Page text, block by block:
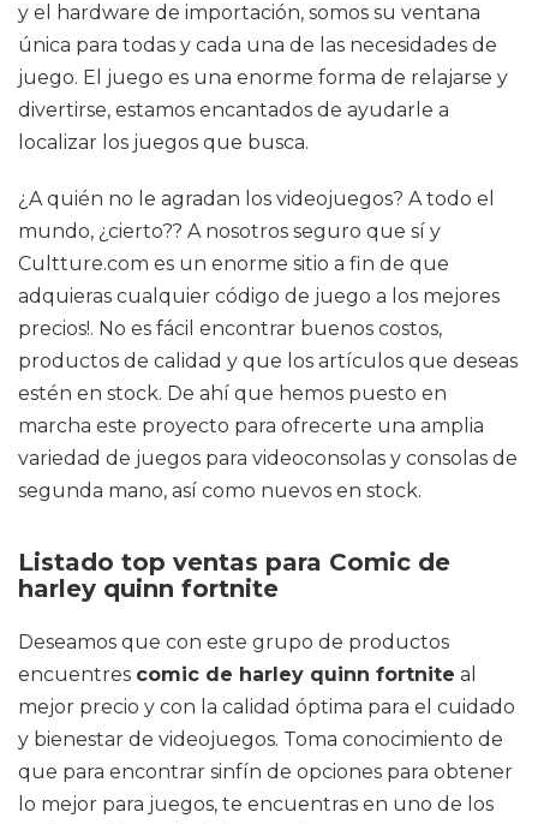
y el hardware de importación, somos su ventana
única para todas y cada una de las necesidades de
juego. El juego es una enorme forma de relajarse y
divertirse, estamos encantados de ayudarle a
localizar los juegos que busca.
¿A quién no le agradan los videojuegos? A todo el
mundo, ¿cierto?? A nosotros seguro que sí y
Cultture.com es un enorme sitio a fin de que
adquieras cualquier código de juego a los mejores
precios!. No es fácil encontrar buenos costos,
productos de calidad y que los artículos que deseas
estén en stock. De ahí que hemos puesto en
marcha este proyecto para ofrecerte una amplia
variedad de juegos para videoconsolas y consolas de
segunda mano, así como nuevos en stock.
Listado top ventas para Comic de
harley quinn fortnite
Deseamos que con este grupo de productos
encuentres comic de harley quinn fortnite al
mejor precio y con la calidad óptima para el cuidado
y bienestar de videojuegos. Toma conocimiento de
que para encontrar sinfín de opciones para obtener
lo mejor para juegos, te encuentras en uno de los